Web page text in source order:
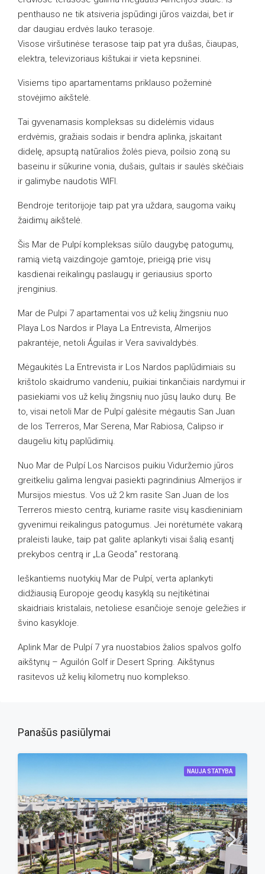
penthauso ne tik atsiveria įspūdingi jūros vaizdai, bet ir
dar daugiau erdvės lauko terasoje.
Visose viršutinėse terasose taip pat yra dušas, čiaupas,
elektra, televizoriaus kištukai ir vieta kepsninei.
Visiems tipo apartamentams priklauso požeminė
stovėjimo aikštelė.
Tai gyvenamasis kompleksas su didelėmis vidaus
erdvėmis, gražiais sodais ir bendra aplinka, įskaitant
didelę, apsuptą natūralios žolės pieva, poilsio zoną su
baseinu ir sūkurine vonia, dušais, gultais ir saulės skėčiais
ir galimybe naudotis WIFI.
Bendroje teritorijoje taip pat yra uždara, saugoma vaikų
žaidimų aikštelė.
Šis Mar de Pulpí kompleksas siūlo daugybę patogumų,
ramią vietą vaizdingoje gamtoje, prieigą prie visų
kasdienai reikalingų paslaugų ir geriausius sporto
įrenginius.
Mar de Pulpi 7 apartamentai vos už kelių žingsniu nuo
Playa Los Nardos ir Playa La Entrevista, Almerijos
pakrantėje, netoli Águilas ir Vera savivaldybės.
Mėgaukitės La Entrevista ir Los Nardos paplūdimiais su
krištolo skaidrumo vandeniu, puikiai tinkančiais nardymui ir
pasiekiami vos už kelių žingsnių nuo jūsų lauko durų. Be
to, visai netoli Mar de Pulpí galėsite mėgautis San Juan
de los Terreros, Mar Serena, Mar Rabiosa, Calipso ir
daugeliu kitų paplūdimių.
Nuo Mar de Pulpí Los Narcisos puikiu Viduržemio jūros
greitkeliu galima lengvai pasiekti pagrindinius Almerijos ir
Mursijos miestus. Vos už 2 km rasite San Juan de los
Terreros miesto centrą, kuriame rasite visų kasdieniniam
gyvenimui reikalingus patogumus. Jei norėtumėte vakarą
praleisti lauke, taip pat galite aplankyti visai šalią esantį
prekybos centrą ir „La Geoda“ restoraną.
Ieškantiems nuotykių Mar de Pulpí, verta aplankyti
didžiausią Europoje geodų kasyklą su neįtikėtinai
skaidriais kristalais, netoliese esančioje senoje geležies ir
švino kasykloje.
Aplink Mar de Pulpí 7 yra nuostabios žalios spalvos golfo
aikštynų – Aguilón Golf ir Desert Spring. Aikštynus
rasitevos už kelių kilometrų nuo komplekso.
Panašūs pasiūlymai
NAUJA STATYBA